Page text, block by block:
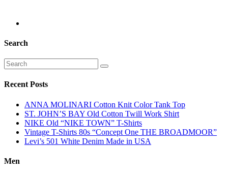
Search
Recent Posts
ANNA MOLINARI Cotton Knit Color Tank Top
ST. JOHN’S BAY Old Cotton Twill Work Shirt
NIKE Old “NIKE TOWN” T-Shirts
Vintage T-Shirts 80s “Concept One THE BROADMOOR”
Levi’s 501 White Denim Made in USA
Men